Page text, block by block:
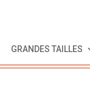
GRANDES TAILLES